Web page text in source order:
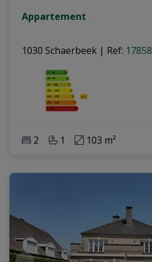
Appartement
1030 Schaerbeek | Ref: 17858
2 1 103 m²